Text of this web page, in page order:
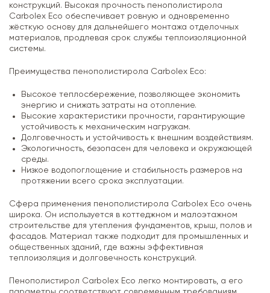
конструкций. Высокая прочность пенополистирола
Carbolex Eco обеспечивает ровную и одновременно
жёсткую основу для дальнейшего монтажа отделочных
материалов, продлевая срок службы теплоизоляционной
системы.
Преимущества пенополистирола Carbolex Eco:
Высокое теплосбережение, позволяющее экономить
энергию и снижать затраты на отопление.
Высокие характеристики прочности, гарантирующие
устойчивость к механическим нагрузкам.
Долговечность и устойчивость к внешним воздействиям.
Экологичность, безопасен для человека и окружающей
среды.
Низкое водопоглощение и стабильность размеров на
протяжении всего срока эксплуатации.
Сфера применения пенополистирола Carbolex Eco очень
широка. Он используется в коттеджном и малоэтажном
строительстве для утепления фундаментов, крыш, полов и
фасадов. Материал также подходит для промышленных и
общественных зданий, где важны эффективная
теплоизоляция и долговечность конструкций.
Пенополистирол Carbolex Eco легко монтировать, а его